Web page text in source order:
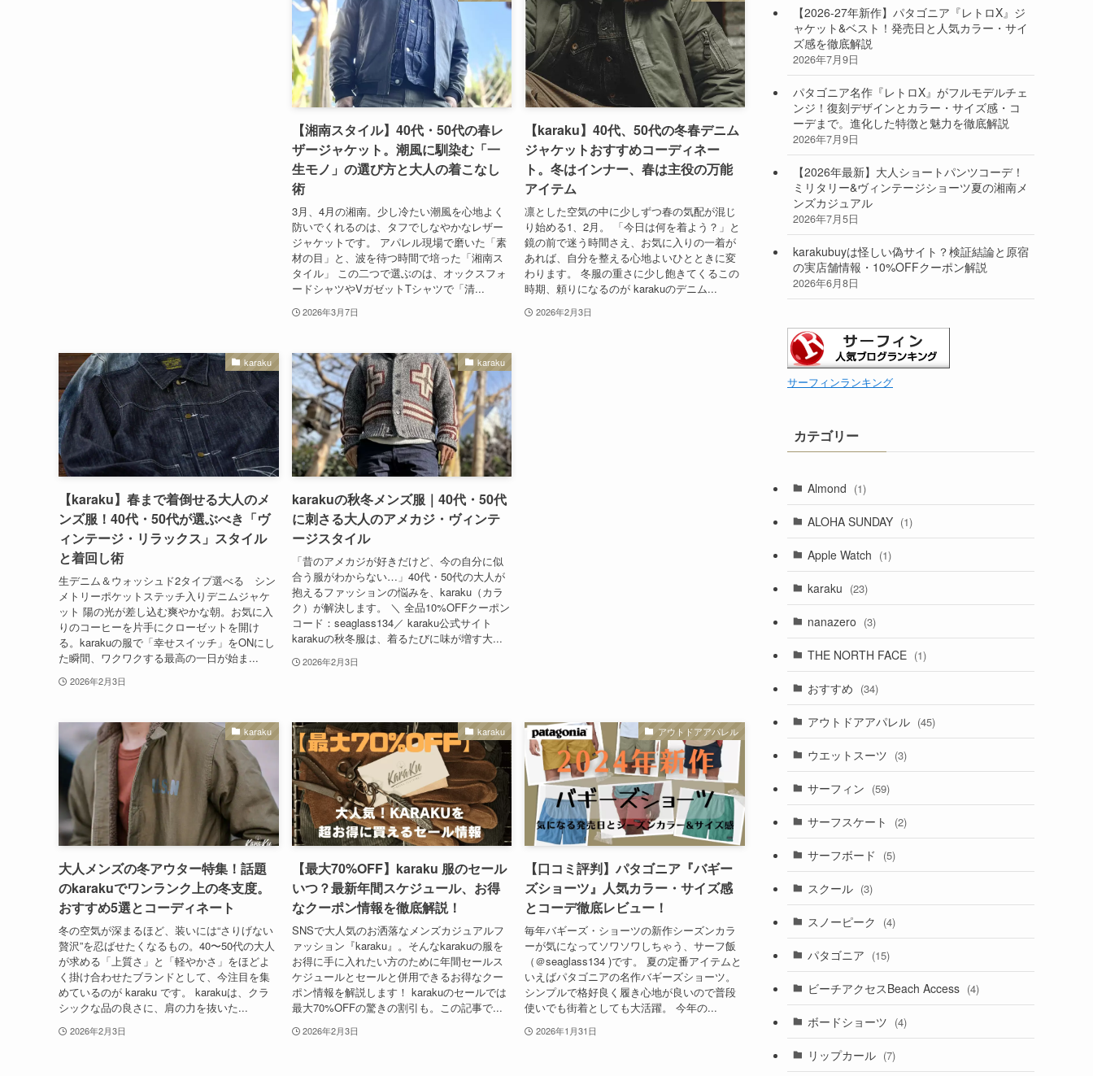
【湘南スタイル】40代・50代の春レ
ザージャケット。潮風に馴染む「一
生モノ」の選び方と大人の着こなし
術
3月、4月の湘南。少し冷たい潮風を心地よく
防いでくれるのは、タフでしなやかなレザー
ジャケットです。 アパレル現場で磨いた「素
材の目」と、波を待つ時間で培った「湘南ス
タイル」 この二つで選ぶのは、オックスフォ
ードシャツやVガゼットTシャツで「清...
2026年3月7日
【karaku】40代、50代の冬春デニム
ジャケットおすすめコーディネー
ト。冬はインナー、春は主役の万能
アイテム
凛とした空気の中に少しずつ春の気配が混じ
り始める1、2月。 「今日は何を着よう？」と
鏡の前で迷う時間さえ、お気に入りの一着が
あれば、自分を整える心地よいひとときに変
わります。 冬服の重さに少し飽きてくるこの
時期、頼りになるのが karakuのデニム...
2026年2月3日
karaku
【karaku】春まで着倒せる大人のメ
ンズ服！40代・50代が選ぶべき「ヴ
ィンテージ・リラックス」スタイル
と着回し術
生デニム＆ウォッシュド2タイプ選べる シン
メトリーポケットステッチ入りデニムジャケ
ット 陽の光が差し込む爽やかな朝。お気に入
りのコーヒーを片手にクローゼットを開け
る。karakuの服で「幸せスイッチ」をONにし
た瞬間、ワクワクする最高の一日が始ま...
2026年2月3日
karaku
karakuの秋冬メンズ服｜40代・50代
に刺さる大人のアメカジ・ヴィンテ
ージスタイル
「昔のアメカジが好きだけど、今の自分に似
合う服がわからない…」40代・50代の大人が
抱えるファッションの悩みを、karaku（カラ
ク）が解決します。 ＼ 全品10%OFFクーポン
コード：seaglass134／ karaku公式サイト
karakuの秋冬服は、着るたびに味が増す大...
2026年2月3日
karaku
大人メンズの冬アウター特集！話題
のkarakuでワンランク上の冬支度。
おすすめ5選とコーディネート
冬の空気が深まるほど、装いには“さりげない
贅沢”を忍ばせたくなるもの。40〜50代の大人
が求める「上質さ」と「軽やかさ」をほどよ
く掛け合わせたブランドとして、今注目を集
めているのが karaku です。 karakuは、クラ
シックな品の良さに、肩の力を抜いた...
2026年2月3日
karaku
【最大70%OFF】karaku 服のセール
いつ？最新年間スケジュール、お得
なクーポン情報を徹底解説！
SNSで大人気のお洒落なメンズカジュアルフ
ァッション『karaku』。そんなkarakuの服を
お得に手に入れたい方のために年間セールス
ケジュールとセールと併用できるお得なクー
ポン情報を解説します！ karakuのセールでは
最大70%OFFの驚きの割引も。この記事で...
2026年2月3日
アウトドアアパレル
【口コミ評判】パタゴニア『バギー
ズショーツ』人気カラー・サイズ感
とコーデ徹底レビュー！
毎年バギーズ・ショーツの新作シーズンカラ
ーが気になってソワソワしちゃう、サーフ飯
（＠seaglass134 )です。 夏の定番アイテムと
いえばパタゴニアの名作バギーズショーツ。
シンプルで格好良く履き心地が良いので普段
使いでも街着としても大活躍。 今年の...
2026年1月31日
【2026-27年新作】パタゴニア『レトロX』ジ
ャケット&ベスト！発売日と人気カラー・サイ
ズ感を徹底解説
2026年7月9日
パタゴニア名作『レトロX』がフルモデルチェ
ンジ！復刻デザインとカラー・サイズ感・コ
ーデまで。進化した特徴と魅力を徹底解説
2026年7月9日
【2026年最新】大人ショートパンツコーデ！
ミリタリー&ヴィンテージショーツ夏の湘南メ
ンズカジュアル
2026年7月5日
karakubuyは怪しい偽サイト？検証結論と原宿
の実店舗情報・10%OFFクーポン解説
2026年6月8日
サーフィンランキング
カテゴリー
Almond (1)
ALOHA SUNDAY (1)
Apple Watch (1)
karaku (23)
nanazero (3)
THE NORTH FACE (1)
おすすめ (34)
アウトドアアパレル (45)
ウエットスーツ (3)
サーフィン (59)
サーフスケート (2)
サーフボード (5)
スクール (3)
スノーピーク (4)
パタゴニア (15)
ビーチアクセスBeach Access (4)
ボードショーツ (4)
リップカール (7)